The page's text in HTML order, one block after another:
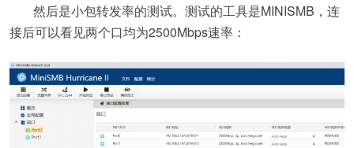
然后是小包转发率的测试。测试的工具是MINISMB，连
接后可以看见两个口均为2500Mbps速率：